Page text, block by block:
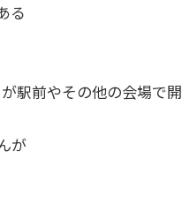
る
駅前やその他の会場で開
が